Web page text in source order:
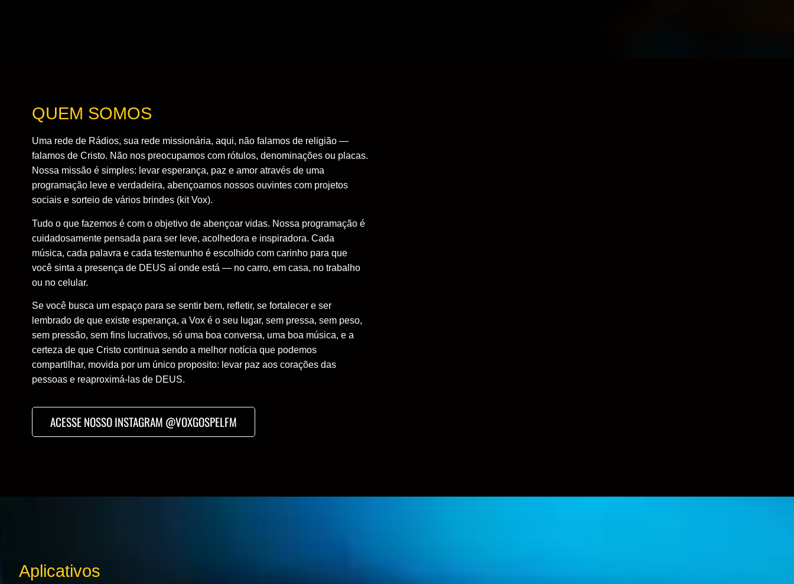
QUEM SOMOS
Uma rede de Rádios, sua rede missionária, aqui, não falamos de religião —
falamos de Cristo. Não nos preocupamos com rótulos, denominações ou placas.
Nossa missão é simples: levar esperança, paz e amor através de uma
programação leve e verdadeira, abençoamos nossos ouvintes com projetos
sociais e sorteio de vários brindes (kit Vox).
Tudo o que fazemos é com o objetivo de abençoar vidas. Nossa programação é
cuidadosamente pensada para ser leve, acolhedora e inspiradora. Cada
música, cada palavra e cada testemunho é escolhido com carinho para que
você sinta a presença de DEUS aí onde está — no carro, em casa, no trabalho
ou no celular.
Se você busca um espaço para se sentir bem, refletir, se fortalecer e ser
lembrado de que existe esperança, a Vox é o seu lugar, sem pressa, sem peso,
sem pressão, sem fins lucrativos, só uma boa conversa, uma boa música, e a
certeza de que Cristo continua sendo a melhor notícia que podemos
compartilhar, movida por um único proposito: levar paz aos corações das
pessoas e reaproximá-las de DEUS.
ACESSE NOSSO INSTAGRAM @VOXGOSPELFM
Aplicativos